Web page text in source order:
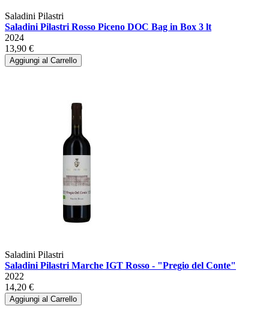
Saladini Pilastri
Saladini Pilastri Rosso Piceno DOC Bag in Box 3 lt
2024
13,90 €
Aggiungi al Carrello
Saladini Pilastri
Saladini Pilastri Marche IGT Rosso - "Pregio del Conte"
2022
14,20 €
Aggiungi al Carrello